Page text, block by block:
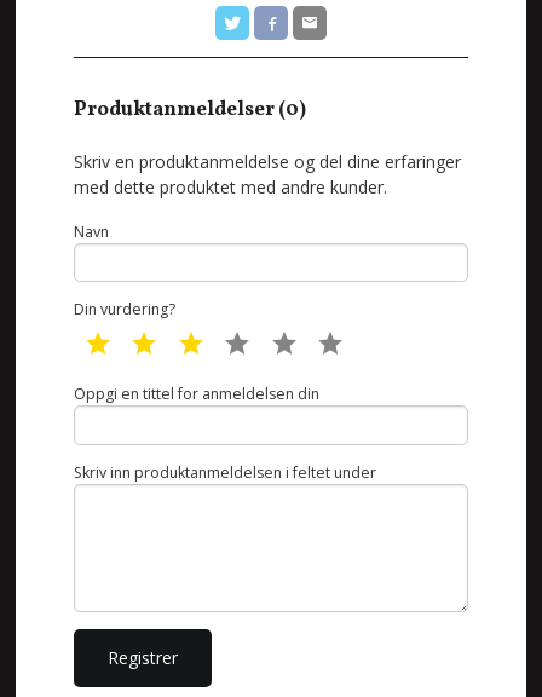
Produktanmeldelser (0)
Skriv en produktanmeldelse og del dine erfaringer
med dette produktet med andre kunder.
Navn
Din vurdering?
1 star 2 star 3 star 4 star 5 star
Oppgi en tittel for anmeldelsen din
Skriv inn produktanmeldelsen i feltet under